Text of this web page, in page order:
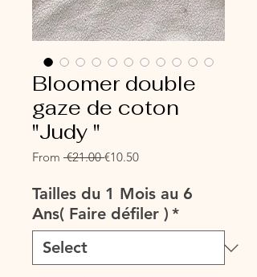
Bloomer double
gaze de coton
"Judy "
From €21.00 Regular
€10.50Sale
Tailles du 1 Mois au 6
Ans( Faire défiler ) *